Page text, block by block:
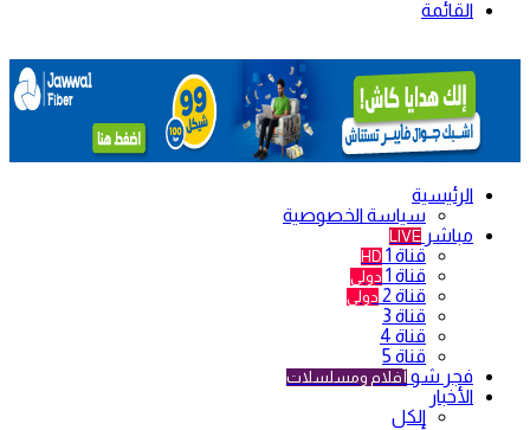
القائمة
الرئيسية
سياسة الخصوصية
مباشر LIVE
قناة 1 HD
قناة 1 دولي
قناة 2 دولي
قناة 3
قناة 4
قناة 5
فجر شو أفلام ومسلسلات
الأخبار
الكل